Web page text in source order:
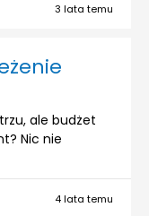
3 lata temu
ale budżet
Nic nie
4 lata temu